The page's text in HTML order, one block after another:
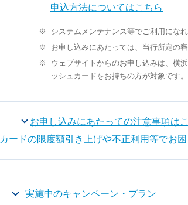
申込方法についてはこちら
※
システムメンテナンス等でご利用にな
※
お申し込みにあたっては、当行所定の審
※
ウェブサイトからのお申し込みは、横
ッシュカードをお持ちの方が対象です。
お申し込みにあたっての注意事項は
カードの限度額引き上げや不正利用等でお
実施中のキャンペーン・プラン